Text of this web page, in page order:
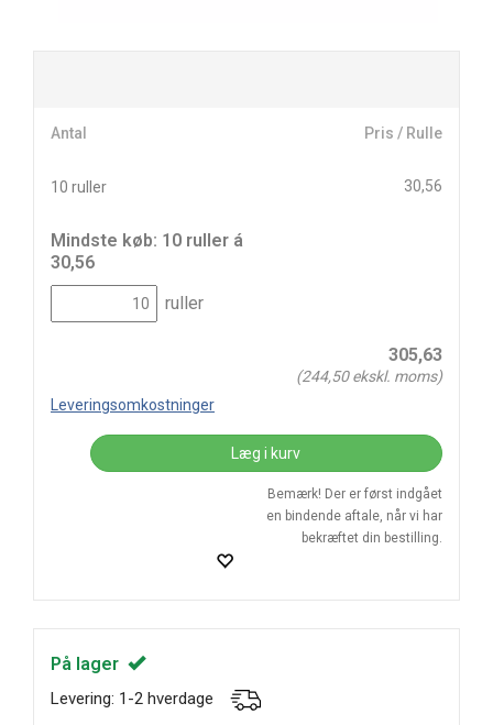
Antal Pris / Rulle
10 ruller 30,56
Mindste køb: 10 ruller á
30,56
ruller
305,63
(244,50ekskl. moms)
Leveringsomkostninger
Læg i kurv
Bemærk! Der er først indgået
en bindende aftale, når vi har
bekræftet din bestilling.
På lager
Levering: 1-2 hverdage